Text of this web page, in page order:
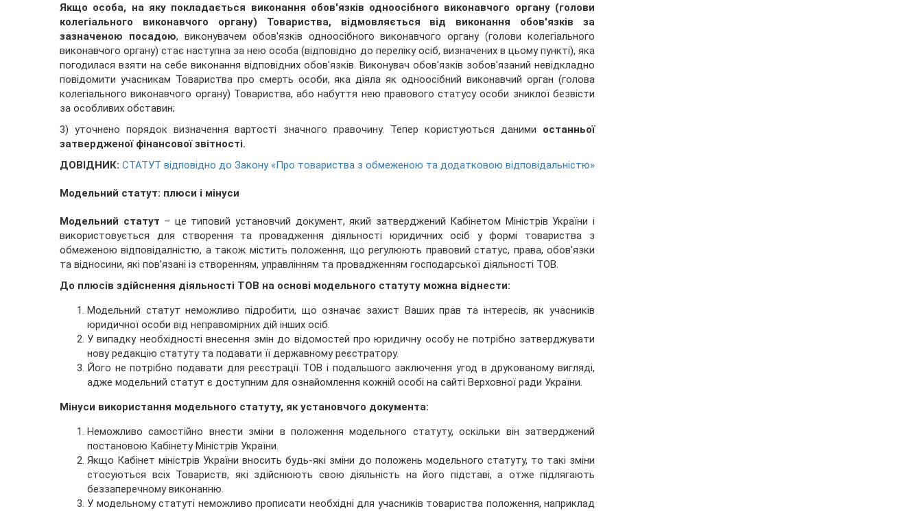
Якщо особа, на яку покладається виконання обов'язків одноосібного виконавчого органу (голови
колегіального виконавчого органу) Товариства, відмовляється від виконання обов'язків за
зазначеною посадою, виконувачем обов'язків одноосібного виконавчого органу (голови колегіального
виконавчого органу) стає наступна за нею особа (відповідно до переліку осіб, визначених в цьому пункті), яка
погодилася взяти на себе виконання відповідних обов'язків. Виконувач обов'язків зобов'язаний невідкладно
повідомити учасникам Товариства про смерть особи, яка діяла як одноосібний виконавчий орган (голова
колегіального виконавчого органу) Товариства, або набуття нею правового статусу особи зниклої безвісти
за особливих обставин;
3) уточнено порядок визначення вартості значного правочину. Тепер користуються даними останньої
затвердженої фінансової звітності.
ДОВІДНИК: СТАТУТ відповідно до Закону «Про товариства з обмеженою та додатковою відповідальністю»
Модельний статут: плюси і мінуси
Модельний статут – це типовий установчий документ, який затверджений Кабінетом Міністрів України і
використовується для створення та провадження діяльності юридичних осіб у формі товариства з
обмеженою відповідалністю, а також містить положення, що регулюють правовий статус, права, обов’язки
та відносини, які пов’язані із створенням, управлінням та провадженням господарської діяльності ТОВ.
До плюсів здійснення діяльності ТОВ на основі модельного статуту можна віднести:
Модельний статут неможливо підробити, що означає захист Ваших прав та інтересів, як учасників
юридичної особи від неправомірних дій інших осіб.
У випадку необхідності внесення змін до відомостей про юридичну особу не потрібно затверджувати
нову редакцію статуту та подавати її державному реєстратору.
Його не потрібно подавати для реєстрації ТОВ і подальшого заключення угод в друкованому вигляді,
адже модельний статут є доступним для ознайомлення кожній особі на сайті Верховної ради України.
Мінуси використання модельного статуту, як установчого документа:
Неможливо самостійно внести зміни в положення модельного статуту, оскільки він затверджений
постановою Кабінету Міністрів України.
Якщо Кабінет міністрів України вносить будь-які зміни до положень модельного статуту, то такі зміни
стосуються всіх Товариств, які здійснюють свою діяльність на його підставі, а отже підлягають
беззаперечному виконанню.
У модельному статуті неможливо прописати необхідні для учасників товариства положення, наприклад